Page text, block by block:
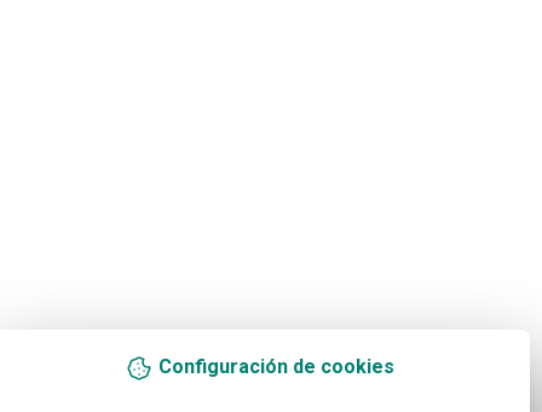
Configuración de cookies